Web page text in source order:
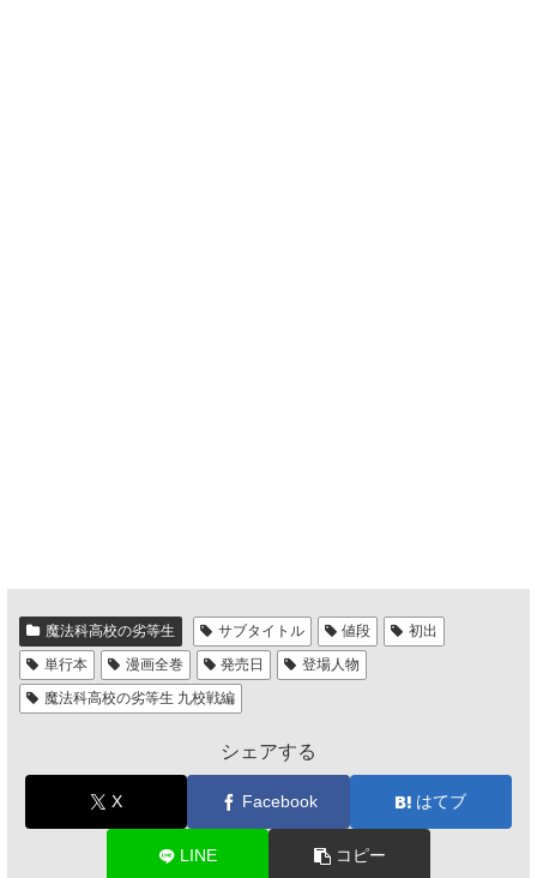
魔法科高校の劣等生 サブタイトル 値段
初出
単行本
漫画全巻 発売日
登場人物
魔法科高校の劣等生 九校戦編
シェアする
X Facebook はてブ
LINE コピー